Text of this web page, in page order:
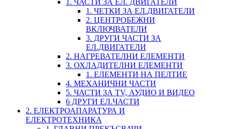
1. ЧЕТКИ ЗА ЕЛ.ДВИГАТЕЛИ
2. ЦЕНТРОБЕЖНИ
ВКЛЮЧВАТЕЛИ
3. ДРУГИ ЧАСТИ ЗА
ЕЛ.ДВИГАТЕЛИ
2. НАГРЕВАТЕЛНИ ЕЛЕМЕНТИ
3. ОХЛАДИТЕЛНИ ЕЛЕМЕНТИ
1. ЕЛЕМЕНТИ НА ПЕЛТИЕ
4. МЕХАНИЧНИ ЧАСТИ
5. ЧАСТИ ЗА TV, АУДИО И ВИДЕО
6 ДРУГИ ЕЛ.ЧАСТИ
2. ЕЛЕКТРОАПАРАТУРА И
ЕЛЕКТРОТЕХНИКА